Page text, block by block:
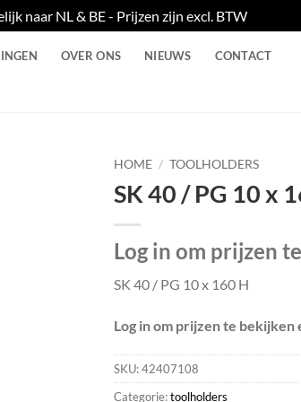
naar NL & BE - Prijzen zijn excl. BTW
OVER ONS NIEUWS CONTACT
HOME / TOOLHOLDERS
SK 40 / PG 10 x
Log in om prijzen
SK 40 / PG 10 x 160 H
Log in om prijzen te bekijken
SKU:42407108
Categorie:toolholders